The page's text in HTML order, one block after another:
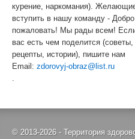
курение, наркомания).
вступить в нашу команду - Добро
пожаловать! Мы рады всем!
вас есть чем поделится (советы,
рецепты, истории), пишите нам
Email: zdorovyj-obraz@list.ru
.
© 2013-2026 - Территория